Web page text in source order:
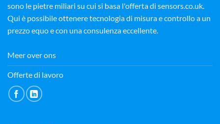
sono le pietre miliari su cui si basa l'offerta di sensors.co.uk.
Qui è possibile ottenere tecnologia di misura e controllo a un
prezzo equo e con una consulenza eccellente.
Meer over ons
Offerte di lavoro